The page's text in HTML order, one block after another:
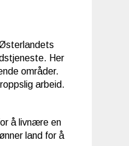
Her
områder.
arbeid.
å livnære en
land for å